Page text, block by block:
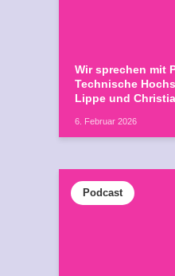
Wir sprechen mit
Technische
Lippe und
6. Februar 2026
Podcast